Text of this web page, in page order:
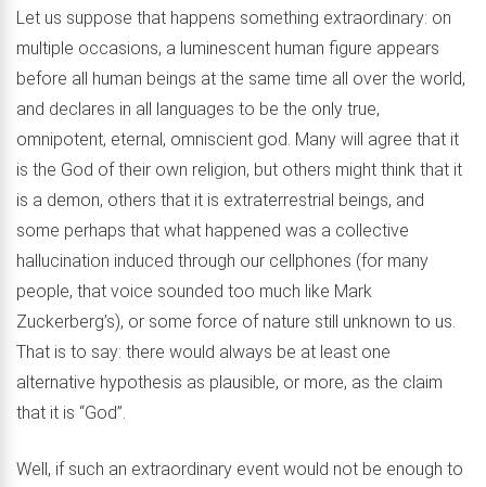
Let us suppose that happens something extraordinary: on
multiple occasions, a luminescent human figure appears
before all human beings at the same time all over the world,
and declares in all languages to be the only true,
omnipotent, eternal, omniscient god. Many will agree that it
is the God of their own religion, but others might think that it
is a demon, others that it is extraterrestrial beings, and
some perhaps that what happened was a collective
hallucination induced through our cellphones (for many
people, that voice sounded too much like Mark
Zuckerberg’s), or some force of nature still unknown to us.
That is to say: there would always be at least one
alternative hypothesis as plausible, or more, as the claim
that it is “God”.
Well, if such an extraordinary event would not be enough to